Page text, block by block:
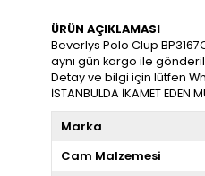
ÜRÜN AÇIKLAMASI
Beverlys Polo Clup
aynı gün kargo ile
Detay ve bilgi için lütfen
İSTANBULDA İKAMET EDEN
Marka
Cam Malzemesi